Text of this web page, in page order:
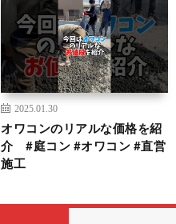
2025.01.30
オワコンのリアルな価格を紹
介 #庭コン #オワコン #直営
施工